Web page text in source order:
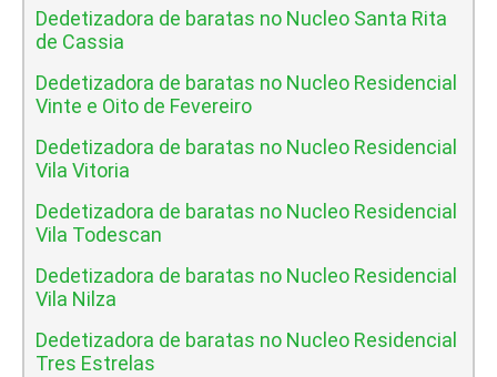
Dedetizadora de baratas no Nucleo Santa Rita
de Cassia
Dedetizadora de baratas no Nucleo Residencial
Vinte e Oito de Fevereiro
Dedetizadora de baratas no Nucleo Residencial
Vila Vitoria
Dedetizadora de baratas no Nucleo Residencial
Vila Todescan
Dedetizadora de baratas no Nucleo Residencial
Vila Nilza
Dedetizadora de baratas no Nucleo Residencial
Tres Estrelas